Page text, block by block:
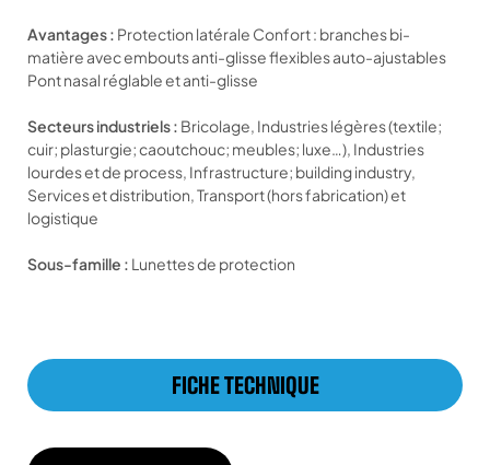
Avantages : Protection latérale Confort : branches bi-
matière avec embouts anti-glisse flexibles auto-ajustables
Pont nasal réglable et anti-glisse
Secteurs industriels : Bricolage, Industries légères (textile;
cuir; plasturgie; caoutchouc; meubles; luxe…), Industries
lourdes et de process, Infrastructure; building industry,
Services et distribution, Transport (hors fabrication) et
logistique
Sous-famille : Lunettes de protection
FICHE TECHNIQUE